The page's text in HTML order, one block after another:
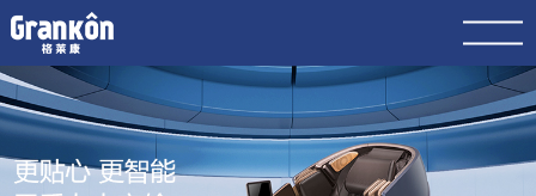
网站首页
品牌
荣泰
4K